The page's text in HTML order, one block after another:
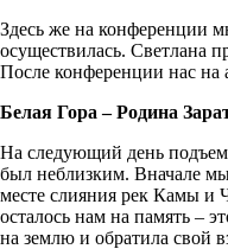
Здесь же на конференции
осуществилась. Светлана
После конференции нас на
Белая Гора – Родина
На следующий день подъем
был неблизким. Вначале мы
месте слияния рек Камы и
осталось нам на память –
на землю и обратила свой